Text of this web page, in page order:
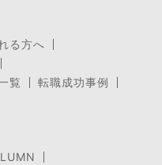
る方へ
覧
転職成功事例